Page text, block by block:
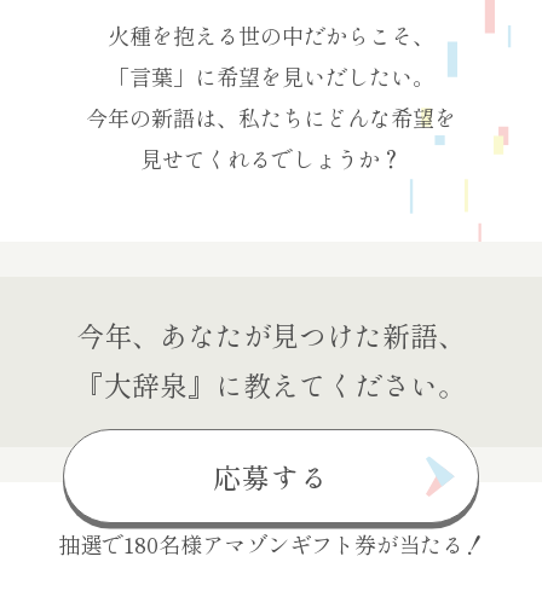
火種を抱える世の中だからこそ、
「言葉」に希望を見いだしたい。
今年の新語は、私たちにどんな希望を
見せてくれるでしょうか？
今年、あなたが見つけた新語、
『大辞泉』に教えてください。
応募する
抽選で180名様アマゾンギフト券が当たる！